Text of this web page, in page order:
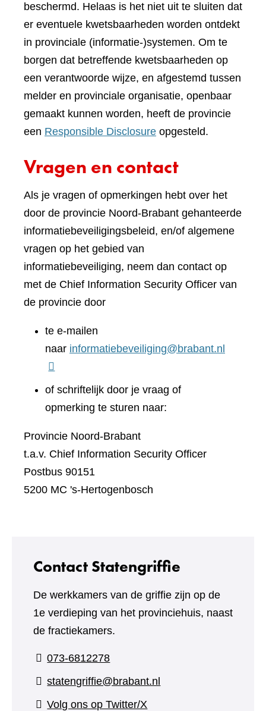
beschermd. Helaas is het niet uit te sluiten dat
er eventuele kwetsbaarheden worden ontdekt
in provinciale (informatie-)systemen. Om te
borgen dat betreffende kwetsbaarheden op
een verantwoorde wijze, en afgestemd tussen
melder en provinciale organisatie, openbaar
gemaakt kunnen worden, heeft de provincie
een Responsible Disclosure opgesteld.
Vragen en contact
Als je vragen of opmerkingen hebt over het
door de provincie Noord-Brabant gehanteerde
informatiebeveiligingsbeleid, en/of algemene
vragen op het gebied van
informatiebeveiliging, neem dan contact op
met de Chief Information Security Officer van
de provincie door
te e-mailen
naar informatiebeveiliging@brabant.nl
of schriftelijk door je vraag of
opmerking te sturen naar:
Provincie Noord-Brabant
t.a.v. Chief Information Security Officer
Postbus 90151
5200 MC 's-Hertogenbosch
Contact Statengriffie
De werkkamers van de griffie zijn op de
1e verdieping van het provinciehuis, naast
de fractiekamers.
073-6812278
statengriffie@brabant.nl
Volg ons op Twitter/X